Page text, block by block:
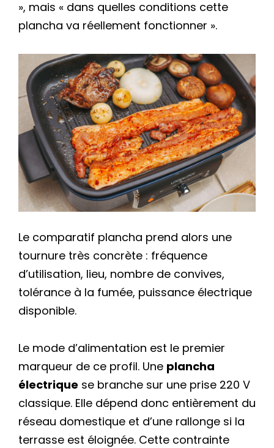
», mais « dans quelles conditions cette
plancha va réellement fonctionner ».
Le comparatif plancha prend alors une
tournure très concrète : fréquence
d’utilisation, lieu, nombre de convives,
tolérance à la fumée, puissance électrique
disponible.
Le mode d’alimentation est le premier
marqueur de ce profil. Une plancha
électrique se branche sur une prise 220 V
classique. Elle dépend donc entièrement du
réseau domestique et d’une rallonge si la
terrasse est éloignée. Cette contrainte